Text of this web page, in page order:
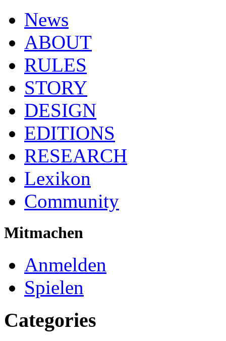
News
ABOUT
RULES
STORY
DESIGN
EDITIONS
RESEARCH
Lexikon
Community
Mitmachen
Anmelden
Spielen
Categories